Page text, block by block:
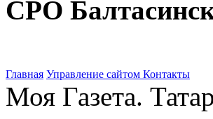
СРО
Главная Управление сайтом Контакты
Моя Газета.